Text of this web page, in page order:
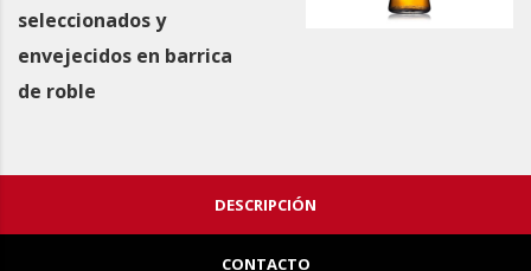
seleccionados y
envejecidos en barrica
de roble
DESCRIPCIÓN
CONTACTO